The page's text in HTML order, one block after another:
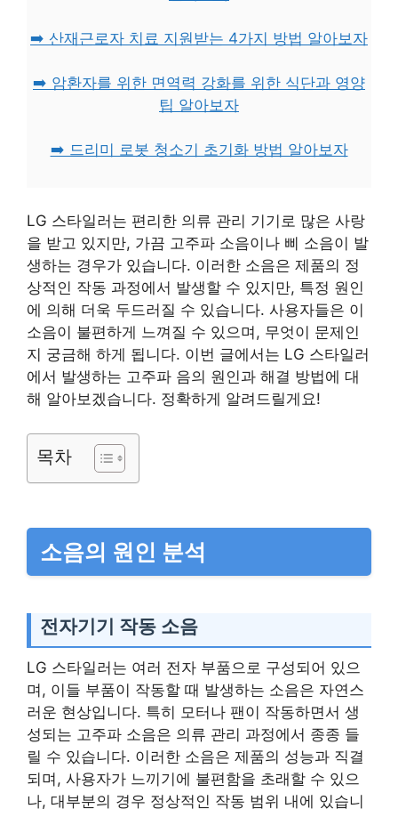
➡️ 산재근로자 치료 지원받는 4가지 방법 알아보자
➡️ 암환자를 위한 면역력 강화를 위한 식단과 영양
팁 알아보자
➡️ 드리미 로봇 청소기 초기화 방법 알아보자
LG 스타일러는 편리한 의류 관리 기기로 많은 사랑
을 받고 있지만, 가끔 고주파 소음이나 삐 소음이 발
생하는 경우가 있습니다. 이러한 소음은 제품의 정
상적인 작동 과정에서 발생할 수 있지만, 특정 원인
에 의해 더욱 두드러질 수 있습니다. 사용자들은 이
소음이 불편하게 느껴질 수 있으며, 무엇이 문제인
지 궁금해 하게 됩니다. 이번 글에서는 LG 스타일러
에서 발생하는 고주파 음의 원인과 해결 방법에 대
해 알아보겠습니다. 정확하게 알려드릴게요!
목차
소음의 원인 분석
전자기기 작동 소음
LG 스타일러는 여러 전자 부품으로 구성되어 있으
며, 이들 부품이 작동할 때 발생하는 소음은 자연스
러운 현상입니다. 특히 모터나 팬이 작동하면서 생
성되는 고주파 소음은 의류 관리 과정에서 종종 들
릴 수 있습니다. 이러한 소음은 제품의 성능과 직결
되며, 사용자가 느끼기에 불편함을 초래할 수 있으
나, 대부분의 경우 정상적인 작동 범위 내에 있습니